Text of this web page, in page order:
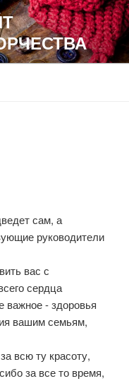
сам, а
руководители
вас с
сердца
важное - здоровья
вашим семьям,
всю ту красоту,
за все то время,